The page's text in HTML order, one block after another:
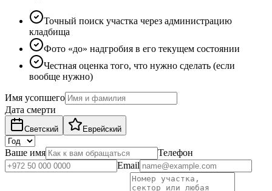
Точный поиск участка через администрацию
кладбища
Фото «до» надгробия в его текущем состоянии
Честная оценка того, что нужно сделать (если
вообще нужно)
Имя усопшего
Дата смерти
Светский Еврейский
Ваше имя
Телефон
Email